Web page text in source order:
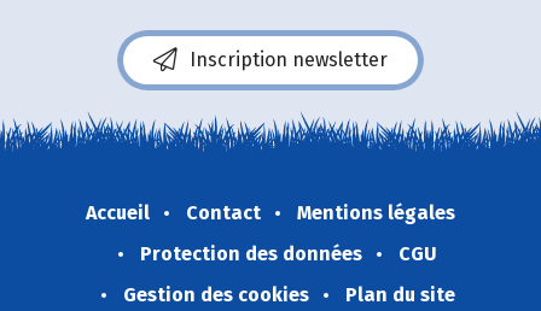
Inscription newsletter
Accueil Contact
Mentions légales
Protection des données
CGU
Gestion des cookies
Plan du site